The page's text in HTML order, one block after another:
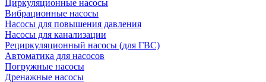
Циркуляционные насосы
Вибрационные насосы
Насосы для повышения давления
Насосы для канализации
Рециркуляционный насосы (для ГВС)
Автоматика для насосов
Погружные насосы
Дренажные насосы